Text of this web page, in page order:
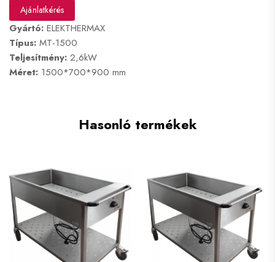
Ajánlatkérés
Gyártó: ELEKTHERMAX
Típus: MT-1500
Teljesítmény: 2,6kW
Méret: 1500*700*900 mm
Hasonló termékek